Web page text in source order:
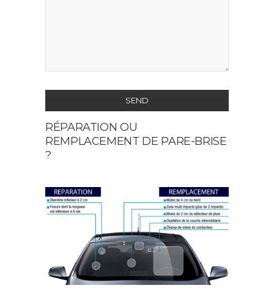
SEND
This
field
should
left
blank
RÉPARATION OU
REMPLACEMENT DE PARE-BRISE
?